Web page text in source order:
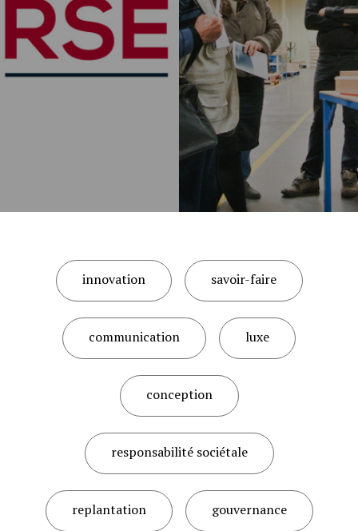
innovation savoir-faire
communication luxe
conception
responsabilité sociétale
replantation gouvernance